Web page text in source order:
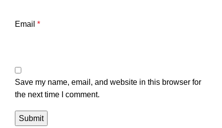
Email *
Save my name, email, and website in this browser for
the next time I comment.